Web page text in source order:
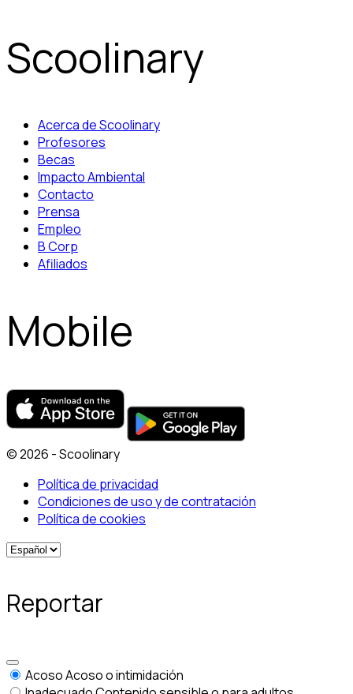
Scoolinary
Acerca de Scoolinary
Profesores
Becas
Impacto Ambiental
Contacto
Prensa
Empleo
B Corp
Afiliados
Mobile
© 2026 - Scoolinary
Política de privacidad
Condiciones de uso y de contratación
Política de cookies
Reportar
AcosoAcoso o intimidación